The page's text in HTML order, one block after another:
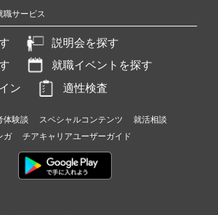
職サービス
説明会を探す
就職イベントを探す
ン
適性検査
体験談 スペシャルコンテンツ
就活相談
ガ チアキャリアユーザーガイド